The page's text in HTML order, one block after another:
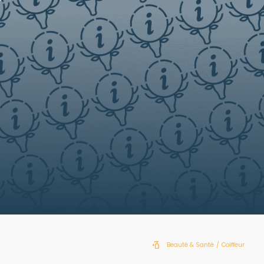
Beauté & Santé / Coiffeur